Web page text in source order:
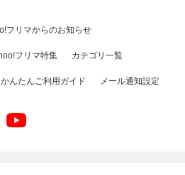
フリマからのお知らせ
フリマ特集 カテゴリ一覧
かんたんご利用ガイド メール通知設定